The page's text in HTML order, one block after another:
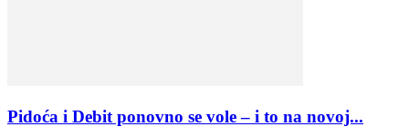
Pidoća i Debit ponovno se vole – i to na novoj...